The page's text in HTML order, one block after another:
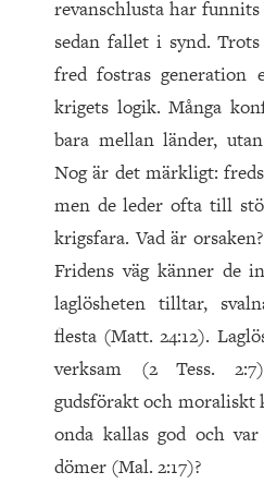
revanschlusta har
sedan fallet i synd.
fred fostras generation
krigets logik. Många
bara mellan länder,
Nog är det märkligt:
men de leder ofta till
krigsfara. Vad är
Fridens väg känner de
laglösheten tilltar,
flesta (Matt. 24:12).
verksam (2 Tess.
gudsförakt och moraliskt
onda kallas god och
dömer (Mal. 2:17)?